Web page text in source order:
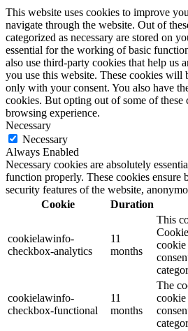
This website uses cookies to improve
navigate through the website. Out of
categorized as necessary are stored on
essential for the working of basic
also use third-party cookies that help us
you use this website. These cookies will
only with your consent. You also have
cookies. But opting out of some of these
browsing experience.
Necessary
Necessary
Always Enabled
Necessary cookies are absolutely
function properly. These cookies ensure
security features of the website,
Cookie
Duration
cookielawinfo-
checkbox-analytics
11
months
This
cookie
cookielawinfo-
checkbox-functional
11
months
The
cookie